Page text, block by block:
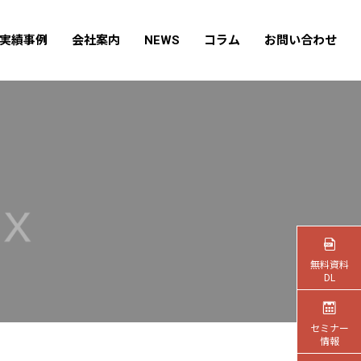
実績事例 会社案内 NEWS コラム お問い合わせ
無料資料
DL
セミナー
情報